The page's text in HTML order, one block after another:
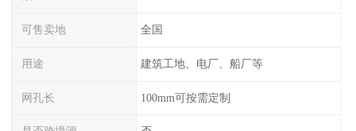
可售卖地 全国
用途 建筑工地、电厂、船厂等
网孔长 100mm可按需定制